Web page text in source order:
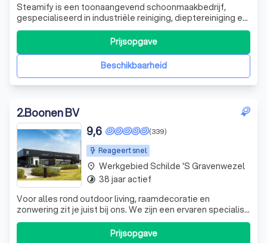
Steamify is een toonaangevend schoonmaakbedrijf,
gespecialiseerd in industriële reiniging, dieptereiniging en
ontstoffingswerken. Met een passie voor orde, netheid en
kwaliteit bieden wij gespecialiseerde
schoonmaakoplossingen voor bedrijven in de
voedingsindustrie, horeca, grootkeukens, koel- en vr
Beschikbaarheid
Prijsopgave
2.Boonen BV
Reageert snel
(339)
9,6
Voor alles rond outdoor living, raamdecoratie en
zonwering zit je juist bij ons. We zijn een ervaren specialist
met kennis van zaken, maar vooral een partner die jou
ondersteunt van A tot Z.Prijsopgave
place Werkgebied Schilde 's Gravenwezel
timelapse 38 jaar actief